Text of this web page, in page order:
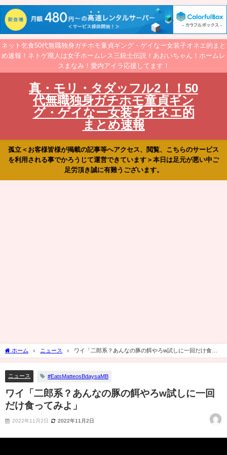
ネット乞食50代無職独身ガチホモ童貞ギング・ゲイなー女装子オネエ的まと
め速報！ネトゲ廃人は女子ホームレス三銃士伝説！あおいちゃん！ホームレ
スまなみ！愛内アイラ応援してます！
真・モリ・タダッフル2！！50
代無職独身ガチホモ童貞ギン
グ・ゲイなー女装子オネエ的
まとめ速報
孤立＜お客様皆様が掲載の記事等へアクセス、閲覧、こちらのサービス
を利用される事でかろうじて運営できています＞本日は足元が悪い中ご
足労頂き誠に有難うございます。
ホーム ニュース
ワイ「二郎系？あんなの豚の餌やろw試しに一回だけ食っ
てみよ」
ニュース #EatsMatteosBdaysaMB
ワイ「二郎系？あんなの豚の餌やろw試しに一回
だけ食ってみよ」
2022年11月2日 2022年11月2日